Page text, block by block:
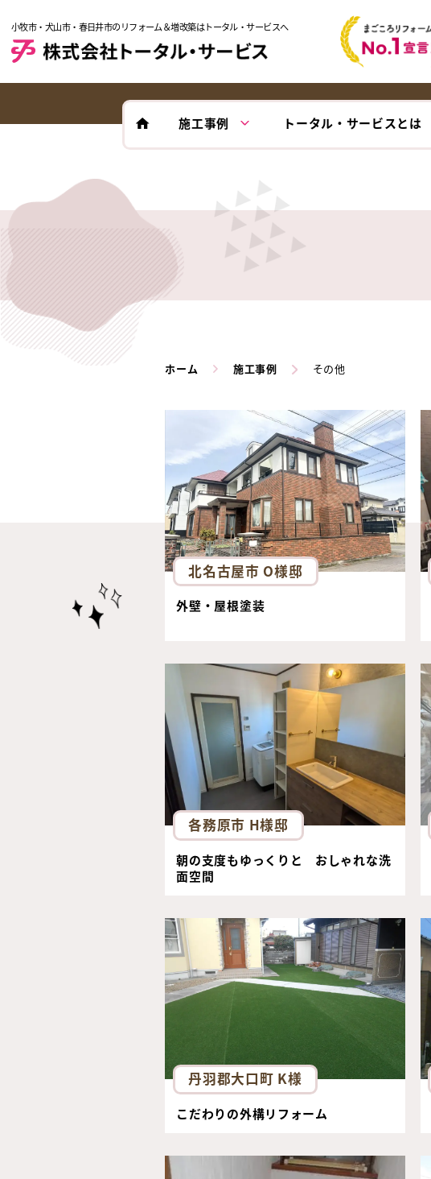
小牧市・犬山市・春日井市のリフォーム＆増改築はトータル・サービスへ
施工事例 トータル・サービスとは
ホーム 施工事例 その他
北名古屋市 O様邸
外壁・屋根塗装
各務原市 H様邸
朝の支度もゆっくりと おしゃれな洗
面空間
丹羽郡大口町 K様
こだわりの外構リフォーム